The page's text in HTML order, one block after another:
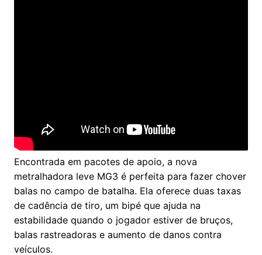
Encontrada em pacotes de apoio, a nova
metralhadora leve MG3 é perfeita para fazer chover
balas no campo de batalha. Ela oferece duas taxas
de cadência de tiro, um bipé que ajuda na
estabilidade quando o jogador estiver de bruços,
balas rastreadoras e aumento de danos contra
veículos.